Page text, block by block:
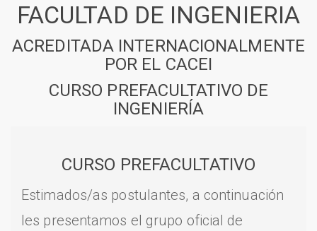
FACULTAD DE INGENIERIA
ACREDITADA INTERNACIONALMENTE
POR EL CACEI
CURSO PREFACULTATIVO DE
INGENIERÍA
CURSO PREFACULTATIVO
Estimados/as postulantes, a continuación
les presentamos el grupo oficial de